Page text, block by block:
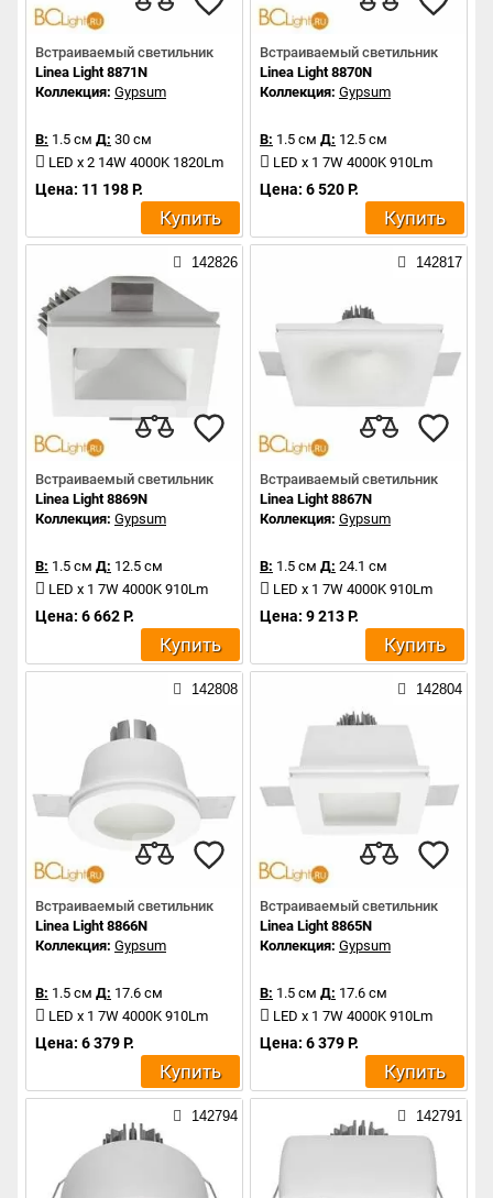
Встраиваемый светильник
Linea Light 8871N
Коллекция: Gypsum
В: 1.5 см Д: 30 см
LED x 2 14W 4000K 1820Lm
Цена: 11 198 Р.
Купить
Встраиваемый светильник
Linea Light 8870N
Коллекция: Gypsum
В: 1.5 см Д: 12.5 см
LED x 1 7W 4000K 910Lm
Цена: 6 520 Р.
Купить
142826
Встраиваемый светильник
Linea Light 8869N
Коллекция: Gypsum
В: 1.5 см Д: 12.5 см
LED x 1 7W 4000K 910Lm
Цена: 6 662 Р.
Купить
142817
Встраиваемый светильник
Linea Light 8867N
Коллекция: Gypsum
В: 1.5 см Д: 24.1 см
LED x 1 7W 4000K 910Lm
Цена: 9 213 Р.
Купить
142808
Встраиваемый светильник
Linea Light 8866N
Коллекция: Gypsum
В: 1.5 см Д: 17.6 см
LED x 1 7W 4000K 910Lm
Цена: 6 379 Р.
Купить
142804
Встраиваемый светильник
Linea Light 8865N
Коллекция: Gypsum
В: 1.5 см Д: 17.6 см
LED x 1 7W 4000K 910Lm
Цена: 6 379 Р.
Купить
142794 142791